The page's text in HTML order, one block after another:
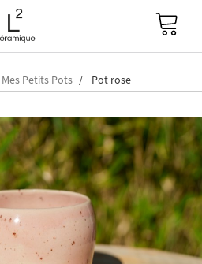
Mes Petits Pots Pot rose